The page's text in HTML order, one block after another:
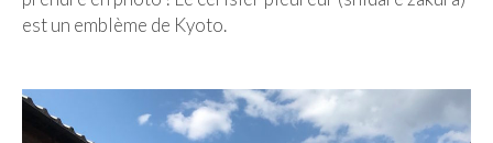
est un emblème de Kyoto.